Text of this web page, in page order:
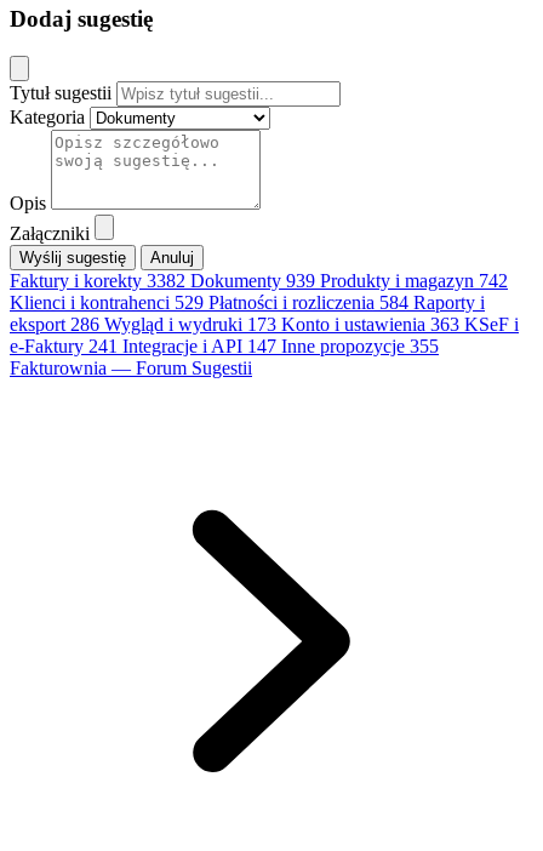
Dodaj sugestię
Tytuł sugestii
Kategoria
Opis
Załączniki
Anuluj
Faktury i korekty 3382 Dokumenty 939 Produkty i magazyn 742
Klienci i kontrahenci 529 Płatności i rozliczenia 584 Raporty i
eksport 286 Wygląd i wydruki 173 Konto i ustawienia 363 KSeF i
e-Faktury 241 Integracje i API 147 Inne propozycje 355
Fakturownia — Forum Sugestii